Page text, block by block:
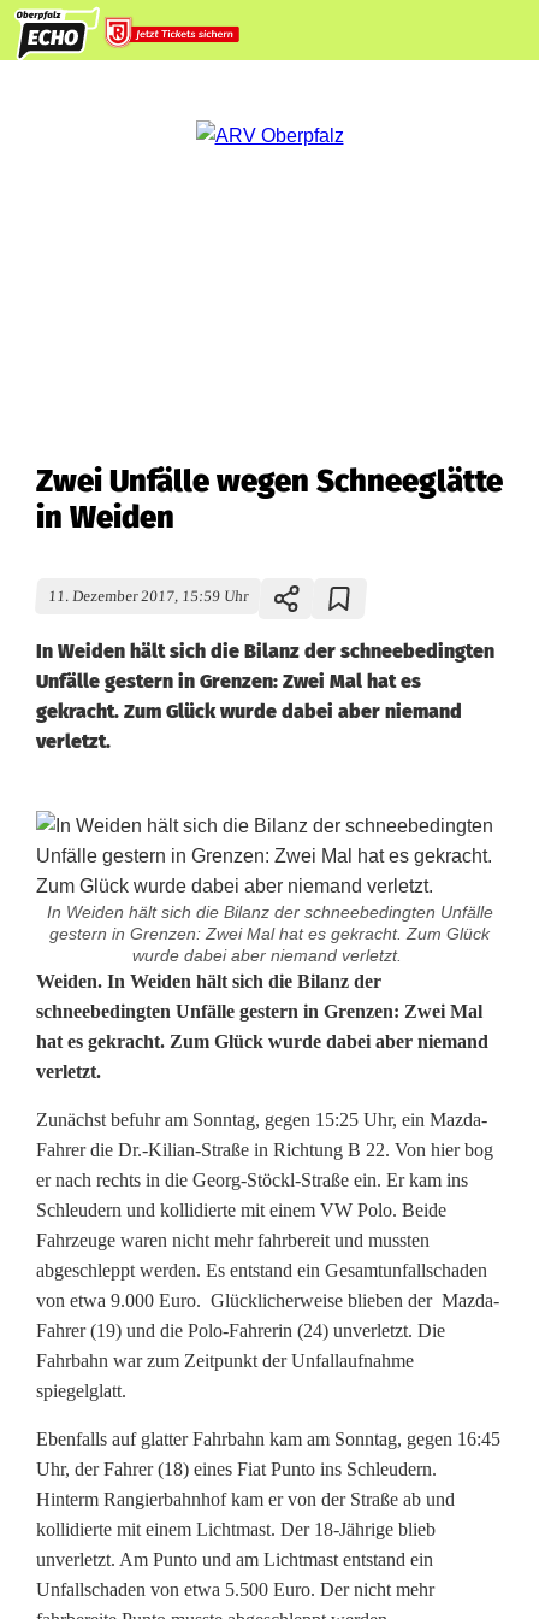
Zwei Unfälle wegen Schneeglätte
in Weiden
11. Dezember 2017, 15:59 Uhr
In Weiden hält sich die Bilanz der schneebedingten
Unfälle gestern in Grenzen: Zwei Mal hat es
gekracht. Zum Glück wurde dabei aber niemand
verletzt.
In Weiden hält sich die Bilanz der schneebedingten Unfälle
gestern in Grenzen: Zwei Mal hat es gekracht. Zum Glück
wurde dabei aber niemand verletzt.
Z
w
e
i
U
n
f
ä
l
l
e
w
e
g
Weiden. In Weiden hält sich die Bilanz der
schneebedingten Unfälle gestern in Grenzen: Zwei Mal
hat es gekracht. Zum Glück wurde dabei aber niemand
verletzt.
Zunächst befuhr am Sonntag, gegen 15:25 Uhr, ein Mazda-
Fahrer die Dr.-Kilian-Straße in Richtung B 22. Von hier bog
er nach rechts in die Georg-Stöckl-Straße ein. Er kam ins
Schleudern und kollidierte mit einem VW Polo. Beide
Fahrzeuge waren nicht mehr fahrbereit und mussten
abgeschleppt werden. Es entstand ein Gesamtunfallschaden
von etwa 9.000 Euro. Glücklicherweise blieben der Mazda-
Fahrer (19) und die Polo-Fahrerin (24) unverletzt. Die
Fahrbahn war zum Zeitpunkt der Unfallaufnahme
spiegelglatt.
Ebenfalls auf glatter Fahrbahn kam am Sonntag, gegen 16:45
Uhr, der Fahrer (18) eines Fiat Punto ins Schleudern.
Hinterm Rangierbahnhof kam er von der Straße ab und
kollidierte mit einem Lichtmast. Der 18-Jährige blieb
unverletzt. Am Punto und am Lichtmast entstand ein
Unfallschaden von etwa 5.500 Euro. Der nicht mehr